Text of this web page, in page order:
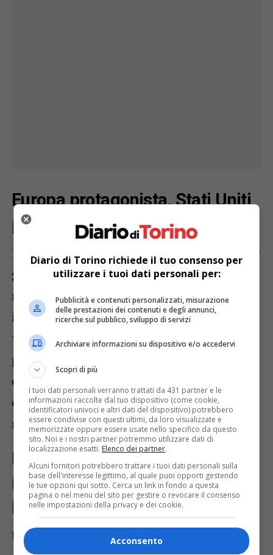
Europa protagonista, Stati Uniti
primo partner extra UE
Il Piemonte resta fortemente attrattivo per
gli investitori europei:il 20% delle
multinazionali è controllato da
imprese francesi, il19% da gruppi
tedeschi. GliStati Unitirappresentano il
primo Paese extraeuropeo
delle presenze
delle grandi economie globali verso la
regione.
Insediamenti stabili e
integrazione con il tessuto
locale
Un dato chiave riguarda il
radicamento
Diario di Torino richiede il tuo consenso per
utilizzare i tuoi dati personali per:
Pubblicità e contenuti personalizzati, misurazione
delle prestazioni dei contenuti e degli annunci,
ricerche sul pubblico, sviluppo di servizi
Archiviare informazioni su dispositivo e/o accedervi
Scopri di più
I tuoi dati personali verranno trattati da 431 partner e le
informazioni raccolte dal tuo dispositivo (come cookie,
identificatori univoci e altri dati del dispositivo) potrebbero
essere condivise con questi ultimi, da loro visualizzate e
memorizzate oppure essere usate nello specifico da questo
sito. Noi e i nostri partner potremmo utilizzare dati di
localizzazione esatti. Elenco dei partner.
Alcuni fornitori potrebbero trattare i tuoi dati personali sulla
base dell'interesse legittimo, al quale puoi opporti gestendo
le tue opzioni qui sotto. Cerca un link in fondo a questa
pagina o nel menu del sito per gestire o revocare il consenso
nelle impostazioni della privacy e dei cookie.
Acconsento